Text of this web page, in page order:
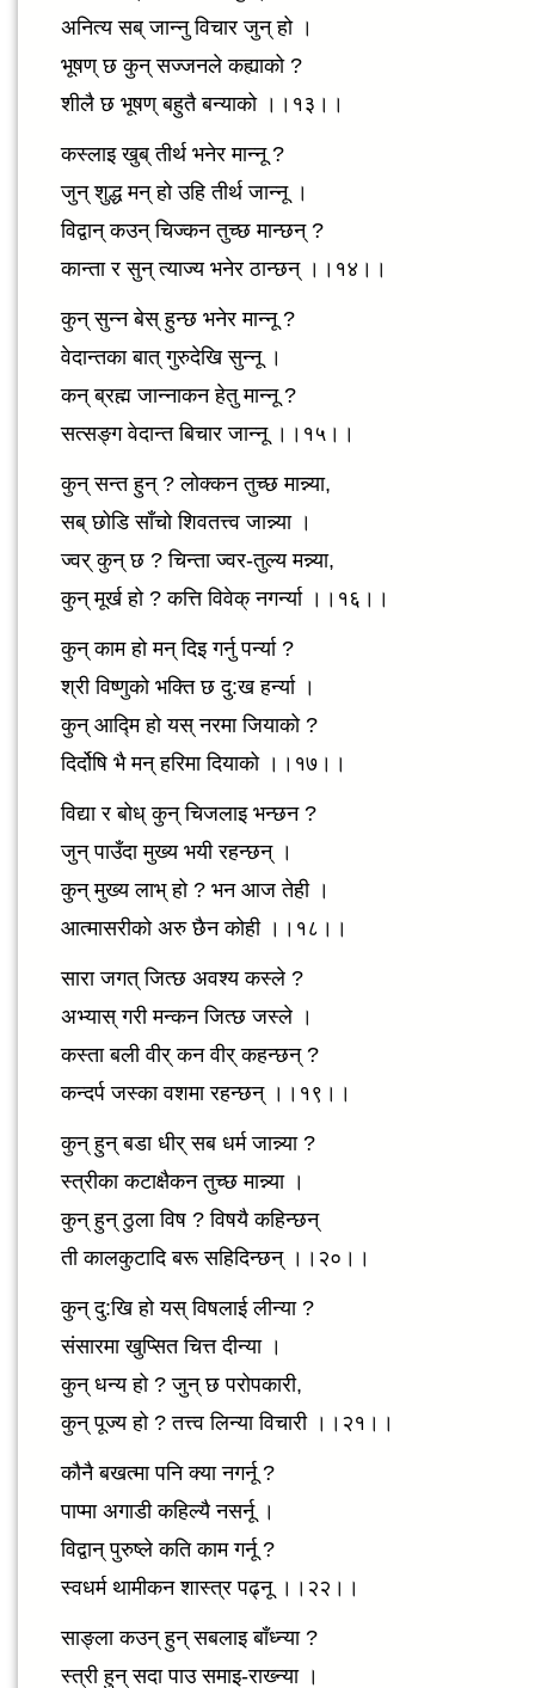
अनित्य सब् जान्नु विचार जुन् हो ।
भूषण् छ कुन् सज्जनले कह्याको ?
शीलै छ भूषण् बहुतै बन्याको ।।१३।।
कस्लाइ खुब् तीर्थ भनेर मान्नू ?
जुन् शुद्ध मन् हो उहि तीर्थ जान्नू ।
विद्वान् कउन् चिज्कन तुच्छ मान्छन् ?
कान्ता र सुन् त्याज्य भनेर ठान्छन् ।।१४।।
कुन् सुन्न बेस् हुन्छ भनेर मान्नू ?
वेदान्तका बात् गुरुदेखि सुन्नू ।
कन् ब्रह्म जान्नाकन हेतु मान्नू ?
सत्सङ्ग वेदान्त बिचार जान्नू ।।१५।।
कुन् सन्त हुन् ? लोक्कन तुच्छ मान्न्या,
सब् छोडि साँचो शिवतत्त्व जान्न्या ।
ज्वर् कुन् छ ? चिन्ता ज्वर-तुल्य मन्न्या,
कुन् मूर्ख हो ? कत्ति विवेक् नगर्न्या ।।१६।।
कुन् काम हो मन् दिइ गर्नु पर्न्या ?
श्री विष्णुको भक्ति छ दु:ख हर्न्या ।
कुन् आद्मि हो यस् नरमा जियाको ?
दिर्दोषि भै मन् हरिमा दियाको ।।१७।।
विद्या र बोध् कुन् चिजलाइ भन्छन ?
जुन् पाउँदा मुख्य भयी रहन्छन् ।
कुन् मुख्य लाभ् हो ? भन आज तेही ।
आत्मासरीको अरु छैन कोही ।।१८।।
सारा जगत् जित्छ अवश्य कस्ले ?
अभ्यास् गरी मन्कन जित्छ जस्ले ।
कस्ता बली वीर् कन वीर् कहन्छन् ?
कन्दर्प जस्का वशमा रहन्छन् ।।१९।।
कुन् हुन् बडा धीर् सब धर्म जान्न्या ?
स्त्रीका कटाक्षैकन तुच्छ मान्न्या ।
कुन् हुन् ठुला विष ? विषयै कहिन्छन्
ती कालकुटादि बरू सहिदिन्छन् ।।२०।।
कुन् दु:खि हो यस् विषलाई लीन्या ?
संसारमा खुप्सित चित्त दीन्या ।
कुन् धन्य हो ? जुन् छ परोपकारी,
कुन् पूज्य हो ? तत्त्व लिन्या विचारी ।।२१।।
कौनै बखत्मा पनि क्या नगर्नू ?
पाप्मा अगाडी कहिल्यै नसर्नू ।
विद्वान् पुरुष्ले कति काम गर्नू ?
स्वधर्म थामीकन शास्त्र पढ्नू ।।२२।।
साङ्ला कउन् हुन् सबलाइ बाँध्न्या ?
स्त्री हुन् सदा पाउ समाइ-राख्न्या ।